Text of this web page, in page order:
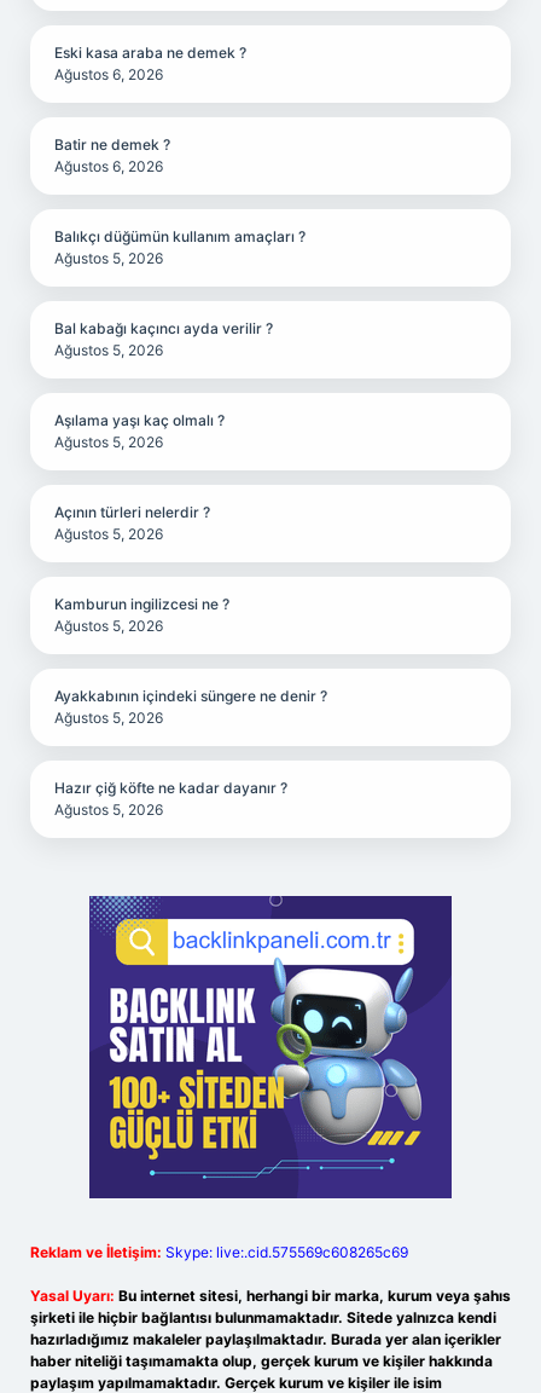
Eski kasa araba ne demek ?
Ağustos 6, 2026
Batir ne demek ?
Ağustos 6, 2026
Balıkçı düğümün kullanım amaçları ?
Ağustos 5, 2026
Bal kabağı kaçıncı ayda verilir ?
Ağustos 5, 2026
Aşılama yaşı kaç olmalı ?
Ağustos 5, 2026
Açının türleri nelerdir ?
Ağustos 5, 2026
Kamburun ingilizcesi ne ?
Ağustos 5, 2026
Ayakkabının içindeki süngere ne denir ?
Ağustos 5, 2026
Hazır çiğ köfte ne kadar dayanır ?
Ağustos 5, 2026
Reklam ve İletişim: Skype: live:.cid.575569c608265c69
Yasal Uyarı: Bu internet sitesi, herhangi bir marka, kurum veya şahıs
şirketi ile hiçbir bağlantısı bulunmamaktadır. Sitede yalnızca kendi
hazırladığımız makaleler paylaşılmaktadır. Burada yer alan içerikler
haber niteliği taşımamakta olup, gerçek kurum ve kişiler hakkında
paylaşım yapılmamaktadır. Gerçek kurum ve kişiler ile isim